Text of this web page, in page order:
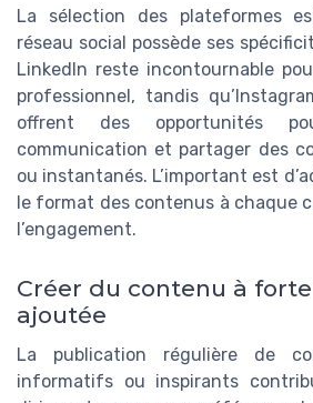
La sélection des plateformes
réseau social possède ses
LinkedIn reste incontournable
professionnel, tandis
offrent des opportunités
communication et partager des
ou instantanés. L’important est
le format des contenus à chaque
l’engagement.
Créer du contenu à
ajoutée
La publication régulière de
informatifs ou inspirants